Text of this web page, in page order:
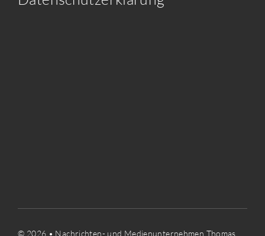
© 2026 • Nachrichten- und Medienunternehmen Thomas